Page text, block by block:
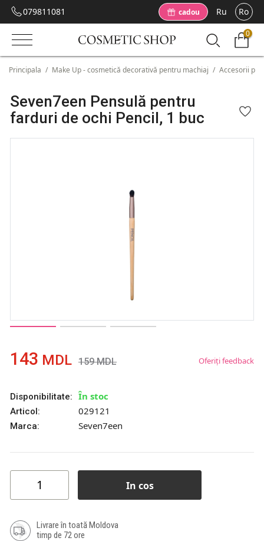
079811081 cadou Ru Ro
0
Principala / Make Up - cosmetică decorativă pentru machiaj / Accesorii
Seven7een Pensulă pentru
farduri de ochi Pencil, 1 buc
143 MDL 159MDL Oferiți feedback
Disponibilitate: În stoc
Articol: 029121
Marca: Seven7een
In cos
Livrare în toată Moldova
timp de 72 ore